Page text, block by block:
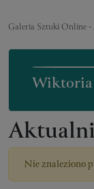
Galeria Sztuki Online
Wiktoria
Nie znaleziono